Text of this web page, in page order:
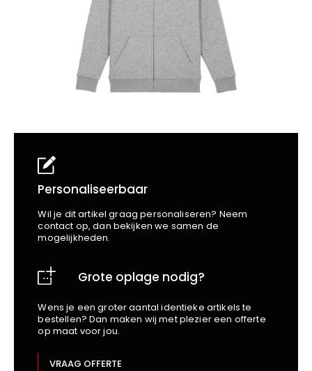
Business
Beechfield
Blakläder
Claude
Craft
Edge Safety
Harvest
Heckel
Hydrowear
Jassz
Kariban
M-Safe
Personaliseerbaar
Wil je dit artikel graag personaliseren? Neem
contact op, dan bekijken we samen de
mogelijkheden.
Grote oplage nodig?
Wens je een groter aantal identieke artikels te
bestellen? Dan maken wij met plezier een offerte
op maat voor jou.
VRAAG OFFERTE